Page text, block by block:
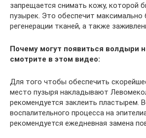
запрещается снимать кожу, которой
пузырек. Это обеспечит максимально
регенерации тканей, а также
Почему могут появиться волдыри
смотрите в этом видео:
Для того чтобы обеспечить
место пузыря накладывают
рекомендуется заклеить пластырем.
воспалительного процесса на
рекомендуется ежедневная замена